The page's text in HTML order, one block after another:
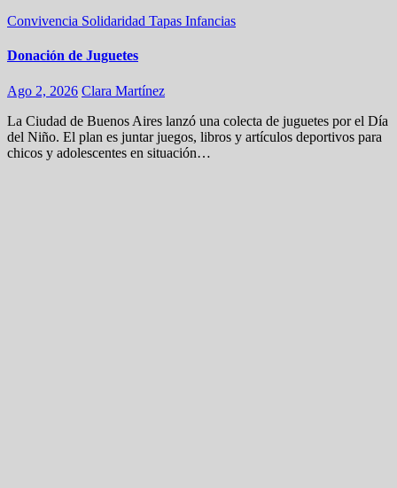
Convivencia Solidaridad Tapas Infancias
Donación de Juguetes
Ago 2, 2026 Clara Martínez
La Ciudad de Buenos Aires lanzó una colecta de juguetes por el Día
del Niño. El plan es juntar juegos, libros y artículos deportivos para
chicos y adolescentes en situación…